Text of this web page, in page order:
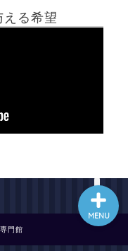
る希望
門館
MENU
ホーム
記事動画